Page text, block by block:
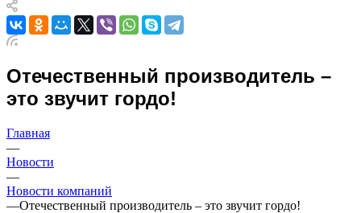
Отечественный производитель –
это звучит гордо!
Главная
—
Новости
—
Новости компаний
—Отечественный производитель – это звучит гордо!